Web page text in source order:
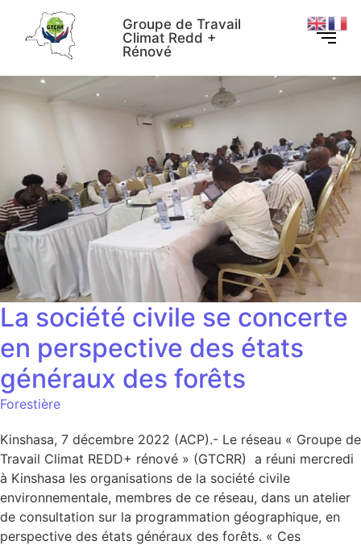
Groupe de Travail
Climat Redd +
Rénové
La société civile se concerte
en perspective des états
généraux des forêts
Forestière
Kinshasa, 7 décembre 2022 (ACP).- Le réseau « Groupe de
Travail Climat REDD+ rénové » (GTCRR) a réuni mercredi
à Kinshasa les organisations de la société civile
environnementale, membres de ce réseau, dans un atelier
de consultation sur la programmation géographique, en
perspective des états généraux des forêts. « Ces